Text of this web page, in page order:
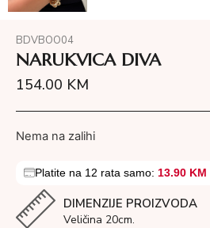
BDVBOO04
NARUKVICA DIVA
154.00 KM
Nema na zalihi
Platite na 12 rata samo: 13.90 KM
DIMENZIJE PROIZVODA
Veličina 20cm.